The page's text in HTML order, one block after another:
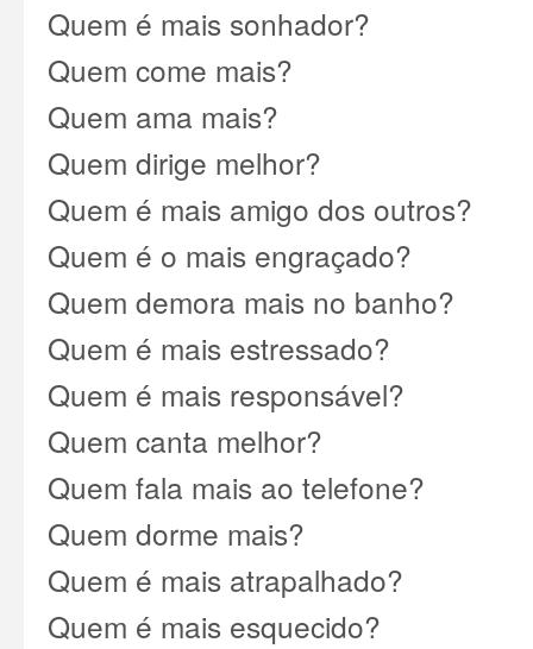
Quem é mais sonhador?
Quem come mais?
Quem ama mais?
Quem dirige melhor?
Quem é mais amigo dos outros?
Quem é o mais engraçado?
Quem demora mais no banho?
Quem é mais estressado?
Quem é mais responsável?
Quem canta melhor?
Quem fala mais ao telefone?
Quem dorme mais?
Quem é mais atrapalhado?
Quem é mais esquecido?